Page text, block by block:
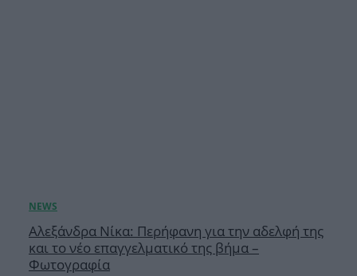
Αλεξάνδρα Νίκα: Περήφανη για την αδελφή της
και το νέο επαγγελματικό της βήμα –
Φωτογραφία